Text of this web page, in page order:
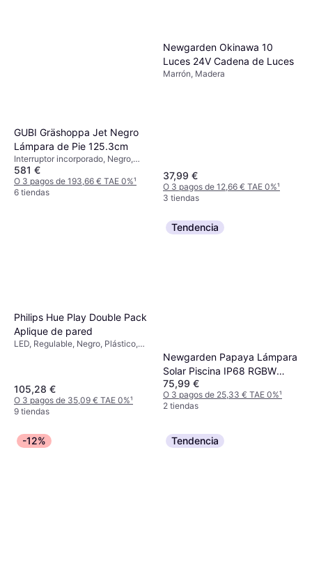
GUBI Gräshoppa Jet Negro
Lámpara de Pie 125.3cm
Interruptor incorporado, Negro,
Latón, Acero, Clase IP: IP20,
Casquillo de Lámpara: E14
581 €
O 3 pagos de 193,66 € TAE 0%¹
6 tiendas
Newgarden Okinawa 10
Luces 24V Cadena de Luces
Marrón, Madera
37,99 €
O 3 pagos de 12,66 € TAE 0%¹
3 tiendas
Philips Hue Play Double Pack
Aplique de pared
LED, Regulable, Negro, Plástico,
105,28 €
O 3 pagos de 35,09 € TAE 0%¹
9 tiendas
Tendencia
Newgarden Papaya Lámpara
Solar Piscina IP68 RGBW
Blanco Aplique de pared
75,99 €
O 3 pagos de 25,33 € TAE 0%¹
2 tiendas
-12% Tendencia